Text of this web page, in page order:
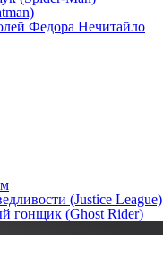
Федора Нечитайло
(Justice League)
гонщик (Ghost Rider)